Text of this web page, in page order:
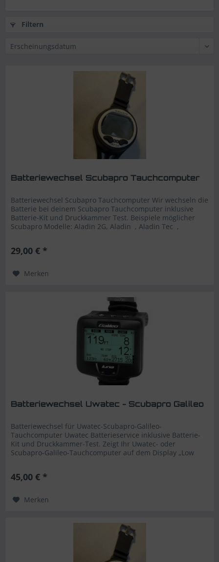
Filtern
Batteriewechsel Scubapro Tauchcomputer
Batteriewechsel Scubapro Tauchcomputer Wir wechseln die
Batterie bei deinem Scubapro Tauchcomputer inklusive
Batterie-Kit und Druckkammer Test. Beispiele möglicher
Scubapro Modelle: Aladin 2G, Aladin , Aladin Tec ,
29,00 € *
Merken
Batteriewechsel Uwatec - Scubapro Galileo
Batteriewechsel für Uwatec-Scubapro-Galileo-
Tauchcomputer Uwatec Batterieservice inklusive Batterie-
Kit und Druckkammer-Test. Zeigt Ihr Uwatec- oder
Scubapro-Galileo-Tauchcomputer auf dem Display „Low
45,00 € *
Merken